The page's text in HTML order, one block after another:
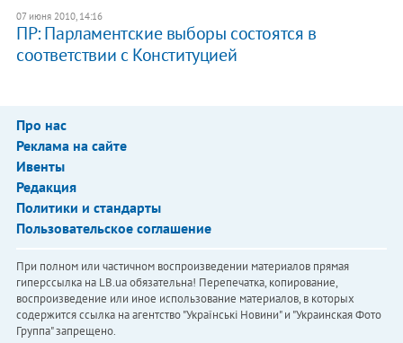
07 июня 2010, 14:16
ПР: Парламентские выборы состоятся в
соответствии с Конституцией
Про нас
Реклама на сайте
Ивенты
Редакция
Политики и стандарты
Пользовательское соглашение
При полном или частичном воспроизведении материалов прямая
гиперссылка на LB.ua обязательна! Перепечатка, копирование,
воспроизведение или иное использование материалов, в которых
содержится ссылка на агентство "Українськi Новини" и "Украинская Фото
Группа" запрещено.